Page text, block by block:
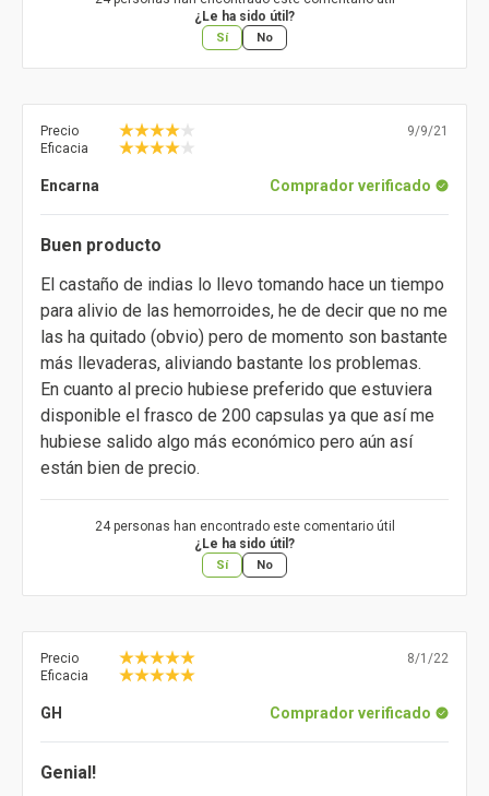
¿Le ha sido útil?
Sí No
Precio
Eficacia
9/9/21
Encarna Comprador verificado
Buen producto
El castaño de indias lo llevo tomando hace un tiempo
para alivio de las hemorroides, he de decir que no me
las ha quitado (obvio) pero de momento son bastante
más llevaderas, aliviando bastante los problemas.
En cuanto al precio hubiese preferido que estuviera
disponible el frasco de 200 capsulas ya que así me
hubiese salido algo más económico pero aún así
están bien de precio.
24 personas han encontrado este comentario útil
¿Le ha sido útil?
Sí No
Precio
Eficacia
8/1/22
GH Comprador verificado
Genial!